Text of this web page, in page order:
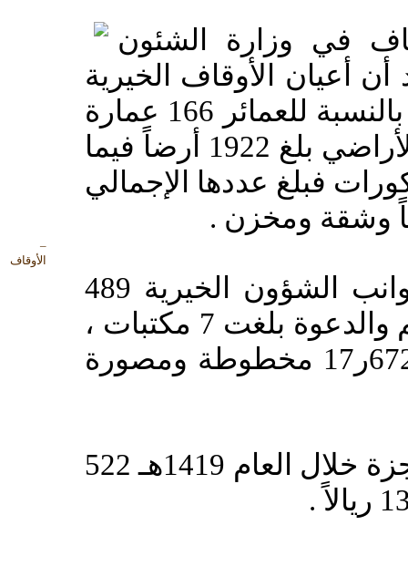
في وزارة الشئون
أن أعيان الأوقاف الخيرية
حتى نهاية العام المالي 1419هـ بلغت بالنسبة للعمائر 166 عمارة
وعدد الدكاكين بلغ 2181 دكاناً وعدد الأراضي بلغ 1922 أرضاً فيما
أما الحكورات فبلغ عددها الإجمالي
وبلغت أعيان الأوقاف الخيرية لجوانب الشؤون الخيرية 489
وقفاً والأوقاف الخيرية لجوانب التعليم والدعوة بلغت 7 مكتبات ،
و949ر124 كتاباً وأخرى تحتوي على 672ر17 مخطوطة ومصورة
وبلغ عدد المشروعات الوقفية المنجزة خلال العام 1419هـ 522
–
الأوقاف